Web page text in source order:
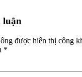
luận
được hiển thị công
*